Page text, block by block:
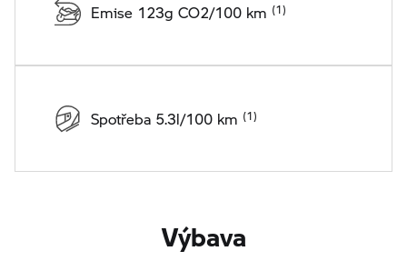
Emise 123g CO2/100 km
Spotřeba 5.3l/100 km
Výbava